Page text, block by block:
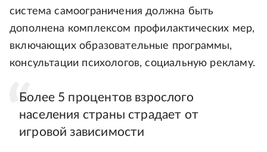
система самоограничения должна быть
дополнена комплексом профилактических мер,
включающих образовательные программы,
консультации психологов, социальную рекламу.
Более 5 процентов взрослого
населения страны страдает от
игровой зависимости